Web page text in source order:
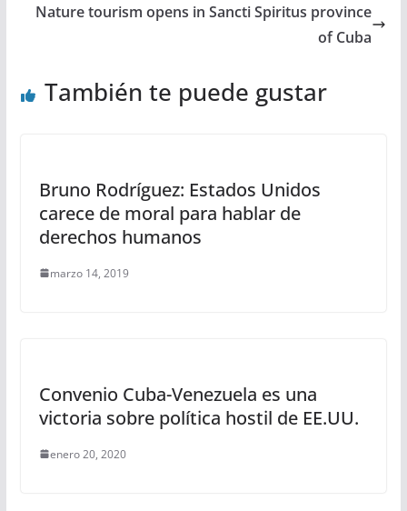
Nature tourism opens in Sancti Spiritus province
of Cuba
También te puede gustar
Bruno Rodríguez: Estados Unidos
carece de moral para hablar de
derechos humanos
marzo 14, 2019
Convenio Cuba-Venezuela es una
victoria sobre política hostil de EE.UU.
enero 20, 2020